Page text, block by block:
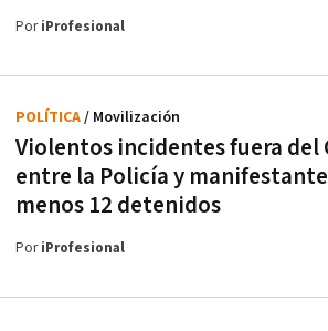
PoriProfesional
Violentos incidentes fuera del
entre la Policía y
menos 12 detenidos
POLÍTICA/ Movilización
PoriProfesional